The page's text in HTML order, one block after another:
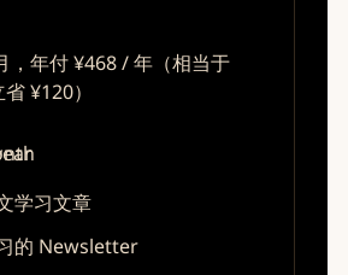
，年付 ¥468 / 年（相当于
¥120）
学习文章
的 Newsletter